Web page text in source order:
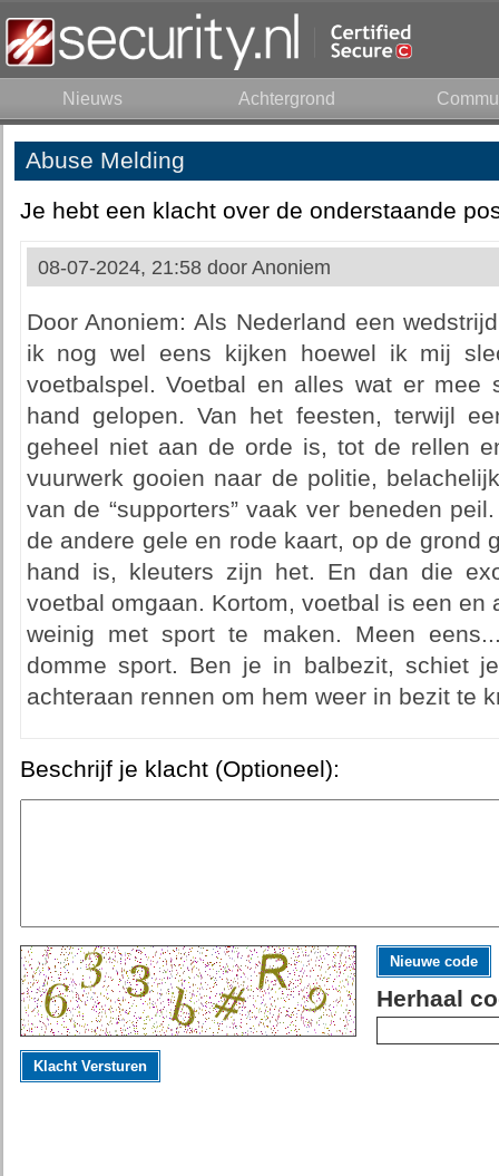
Nieuws Achtergrond
Abuse Melding
Je hebt een klacht over de onderstaande
08-07-2024, 21:58 door Anoniem
Door Anoniem: Als Nederland een
ik nog wel eens kijken hoewel ik mij
voetbalspel. Voetbal en alles wat er mee
hand gelopen. Van het feesten, terwijl
geheel niet aan de orde is, tot de rellen
vuurwerk gooien naar de politie,
van de “supporters” vaak ver beneden
de andere gele en rode kaart, op de grond
hand is, kleuters zijn het. En dan die
voetbal omgaan. Kortom, voetbal is een en
weinig met sport te maken. Meen
domme sport. Ben je in balbezit, schiet
achteraan rennen om hem weer in bezit te
Beschrijf je klacht (Optioneel):
Nieuwe code
Herhaal
Klacht Versturen